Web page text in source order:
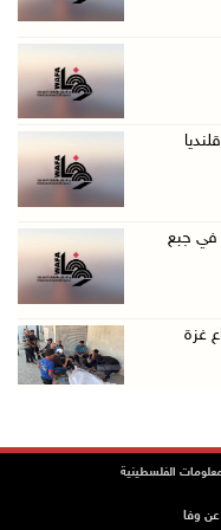
غ ...
...
م ...
في جبع
الفلسطينية
عن وفا